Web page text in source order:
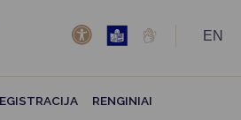
EN
RENGINIAI